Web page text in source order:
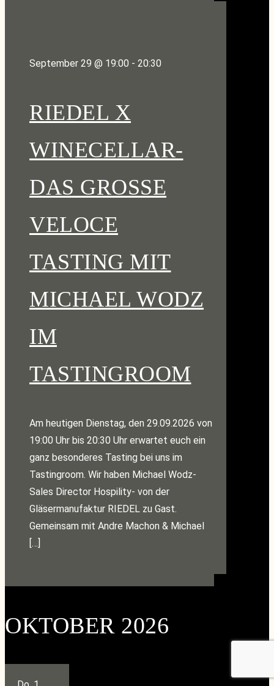
September 29 @ 19:00 - 20:30
RIEDEL X
WINECELLAR-
DAS GROSSE V
ELOCE T
ASTING MIT M
ICHAEL WODZ I
M T
ASTINGROOM
Am heutigen Dienstag, den 29.09.2026 von
19:00 Uhr bis 20:30 Uhr erwartet euch ein
ganz besonderes Tasting bei uns im
Tastingroom. Wir haben Michael Wodz-
Sales Director Hospility- von der
Gläsermanufaktur RIEDEL zu Gast.
Gemeinsam mit Andre Machon & Michael
[…]
OKTOBER 2026